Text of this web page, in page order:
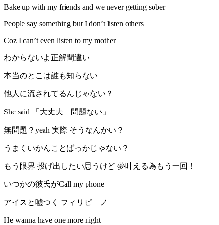
Bake up with my friends and we never getting sober
People say something but I don’t listen others
Coz I can’t even listen to my mother
わからないよ正解間違い
本当のとこは誰も知らない
他人に流されてるんじゃない？
She said 「大丈夫 問題ない」
無問題？yeah 実際 そうなんかい？
うまくいかんことばっかじゃない？
もう限界 投げ出したい思うけど 夢叶える為もう一回！
いつかの彼氏がCall my phone
アイスと嘘つく フィリピーノ
He wanna have one more night